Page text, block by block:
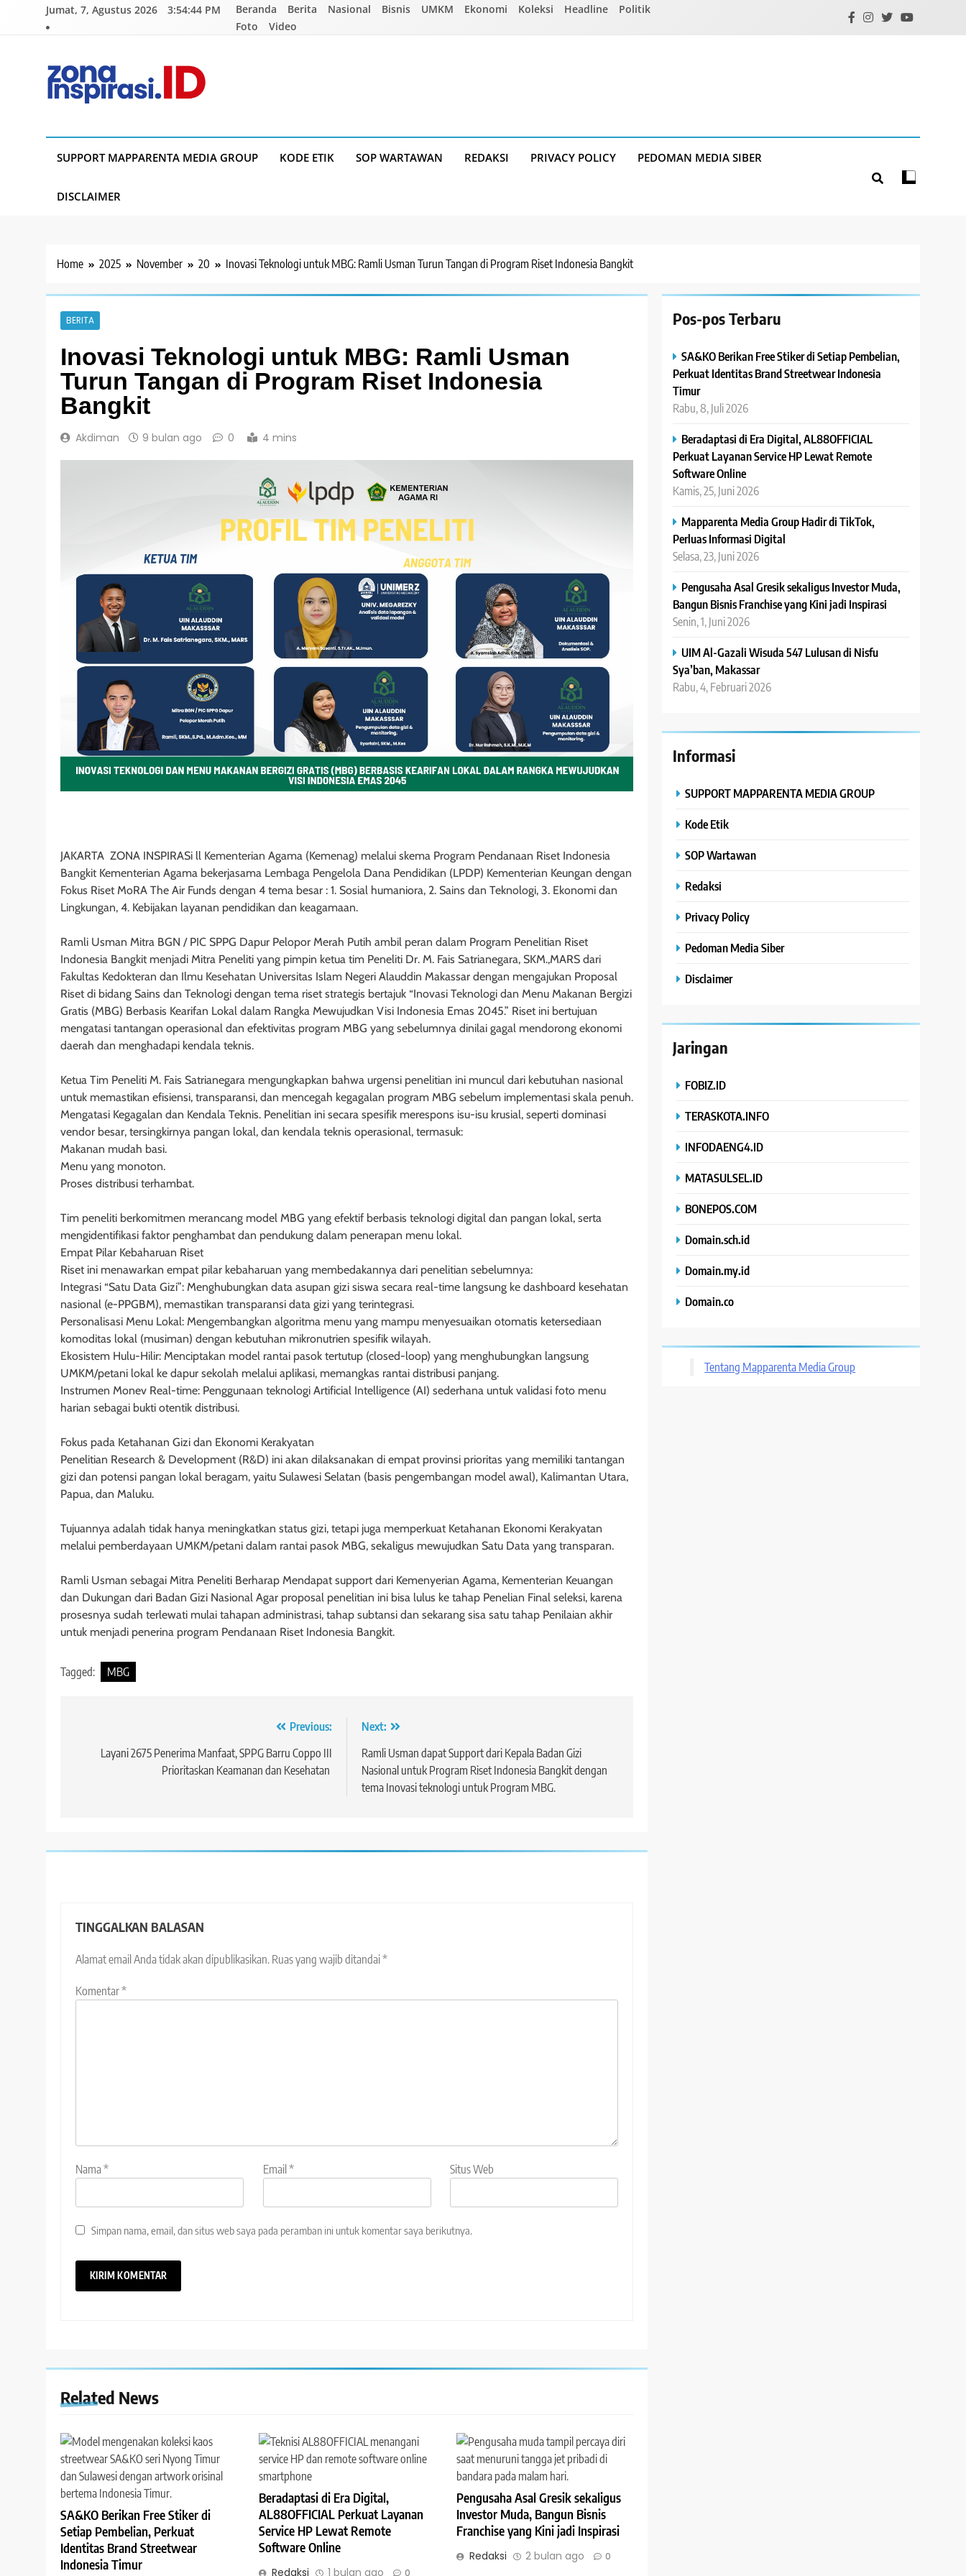
Jumat, 7, Agustus 2026 3:54:44 PM Beranda Berita Nasional Bisnis UMKM Ekonomi Koleksi Headline
Politik
Foto
Video
SUPPORT MAPPARENTA MEDIA GROUP KODE ETIK SOP WARTAWAN REDAKSI PRIVACY POLICY PEDOMAN MEDIA SIBER
DISCLAIMER
Home 2025 November 20 Inovasi Teknologi untuk MBG: Ramli Usman Turun Tangan di Program Riset Indonesia Bangkit
BERITA
Inovasi Teknologi untuk MBG: Ramli Usman
Turun Tangan di Program Riset Indonesia
Bangkit
Akdiman 9 bulan ago 0 4 mins
JAKARTA ZONA INSPIRASi ll Kementerian Agama (Kemenag) melalui skema Program Pendanaan Riset Indonesia
Bangkit Kementerian Agama bekerjasama Lembaga Pengelola Dana Pendidikan (LPDP) Kementerian Keungan dengan
Fokus Riset MoRA The Air Funds dengan 4 tema besar : 1. Sosial humaniora, 2. Sains dan Teknologi, 3. Ekonomi dan
Lingkungan, 4. Kebijakan layanan pendidikan dan keagamaan.
Ramli Usman Mitra BGN / PIC SPPG Dapur Pelopor Merah Putih ambil peran dalam Program Penelitian Riset
Indonesia Bangkit menjadi Mitra Peneliti yang pimpin ketua tim Peneliti Dr. M. Fais Satrianegara, SKM.,MARS dari
Fakultas Kedokteran dan Ilmu Kesehatan Universitas Islam Negeri Alauddin Makassar dengan mengajukan Proposal
Riset di bidang Sains dan Teknologi dengan tema riset strategis bertajuk “Inovasi Teknologi dan Menu Makanan Bergizi
Gratis (MBG) Berbasis Kearifan Lokal dalam Rangka Mewujudkan Visi Indonesia Emas 2045.” Riset ini bertujuan
mengatasi tantangan operasional dan efektivitas program MBG yang sebelumnya dinilai gagal mendorong ekonomi
daerah dan menghadapi kendala teknis.
​Ketua Tim Peneliti M. Fais Satrianegara mengungkapkan bahwa urgensi penelitian ini muncul dari kebutuhan nasional
untuk memastikan efisiensi, transparansi, dan mencegah kegagalan program MBG sebelum implementasi skala penuh.
​Mengatasi Kegagalan dan Kendala Teknis. ​Penelitian ini secara spesifik merespons isu-isu krusial, seperti dominasi
vendor besar, tersingkirnya pangan lokal, dan kendala teknis operasional, termasuk:
​Makanan mudah basi.
​Menu yang monoton.
​Proses distribusi terhambat.
​Tim peneliti berkomitmen merancang model MBG yang efektif berbasis teknologi digital dan pangan lokal, serta
mengidentifikasi faktor penghambat dan pendukung dalam penerapan menu lokal.
​Empat Pilar Kebaharuan Riset
​Riset ini menawarkan empat pilar kebaharuan yang membedakannya dari penelitian sebelumnya:
​Integrasi “Satu Data Gizi”: Menghubungkan data asupan gizi siswa secara real-time langsung ke dashboard kesehatan
nasional (e-PPGBM), memastikan transparansi data gizi yang terintegrasi.
​Personalisasi Menu Lokal: Mengembangkan algoritma menu yang mampu menyesuaikan otomatis ketersediaan
komoditas lokal (musiman) dengan kebutuhan mikronutrien spesifik wilayah.
​Ekosistem Hulu-Hilir: Menciptakan model rantai pasok tertutup (closed-loop) yang menghubungkan langsung
UMKM/petani lokal ke dapur sekolah melalui aplikasi, memangkas rantai distribusi panjang.
​Instrumen Monev Real-time: Penggunaan teknologi Artificial Intelligence (AI) sederhana untuk validasi foto menu
harian sebagai bukti otentik distribusi.
​Fokus pada Ketahanan Gizi dan Ekonomi Kerakyatan
​Penelitian Research & Development (R&D) ini akan dilaksanakan di empat provinsi prioritas yang memiliki tantangan
gizi dan potensi pangan lokal beragam, yaitu Sulawesi Selatan (basis pengembangan model awal), Kalimantan Utara,
Papua, dan Maluku.
​Tujuannya adalah tidak hanya meningkatkan status gizi, tetapi juga memperkuat Ketahanan Ekonomi Kerakyatan
melalui pemberdayaan UMKM/petani dalam rantai pasok MBG, sekaligus mewujudkan Satu Data yang transparan.
Ramli Usman sebagai Mitra Peneliti Berharap Mendapat support dari Kemenyerian Agama, Kementerian Keuangan
dan Dukungan dari Badan Gizi Nasional Agar proposal penelitian ini bisa lulus ke tahap Penelian Final seleksi, karena
prosesnya sudah terlewati mulai tahapan administrasi, tahap subtansi dan sekarang sisa satu tahap Penilaian akhir
untuk menjadi penerina program Pendanaan Riset Indonesia Bangkit.
Tagged: MBG
Previous:
Layani 2675 Penerima Manfaat, SPPG Barru Coppo III
Prioritaskan Keamanan dan Kesehatan
Next:
Ramli Usman dapat Support dari Kepala Badan Gizi
Nasional untuk Program Riset Indonesia Bangkit dengan
tema Inovasi teknologi untuk Program MBG.
TINGGALKAN BALASAN
Alamat email Anda tidak akan dipublikasikan. Ruas yang wajib ditandai*
Komentar*
Nama* Email* Situs Web
Simpan nama, email, dan situs web saya pada peramban ini untuk komentar saya berikutnya.
Related News
SA&KO Berikan Free Stiker di
Setiap Pembelian, Perkuat
Identitas Brand Streetwear
Indonesia Timur
Beradaptasi di Era Digital,
AL88OFFICIAL Perkuat Layanan
Service HP Lewat Remote
Software Online
Redaksi 1 bulan ago 0
Pengusaha Asal Gresik sekaligus
Investor Muda, Bangun Bisnis
Franchise yang Kini jadi Inspirasi
Redaksi 2 bulan ago 0
Pos-pos Terbaru
SA&KO Berikan Free Stiker di Setiap Pembelian,
Perkuat Identitas Brand Streetwear Indonesia
Timur
Rabu, 8, Juli 2026
Beradaptasi di Era Digital, AL88OFFICIAL
Perkuat Layanan Service HP Lewat Remote
Software Online
Kamis, 25, Juni 2026
Mapparenta Media Group Hadir di TikTok,
Perluas Informasi Digital
Selasa, 23, Juni 2026
Pengusaha Asal Gresik sekaligus Investor Muda,
Bangun Bisnis Franchise yang Kini jadi Inspirasi
Senin, 1, Juni 2026
UIM Al-Gazali Wisuda 547 Lulusan di Nisfu
Sya’ban, Makassar
Rabu, 4, Februari 2026
Informasi
SUPPORT MAPPARENTA MEDIA GROUP
Kode Etik
SOP Wartawan
Redaksi
Privacy Policy
Pedoman Media Siber
Disclaimer
Jaringan
FOBIZ.ID
TERASKOTA.INFO
INFODAENG4.ID
MATASULSEL.ID
BONEPOS.COM
Domain.sch.id
Domain.my.id
Domain.co
Tentang Mapparenta Media Group